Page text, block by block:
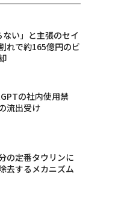
ない」と主張のセイ
れで約165億円のビ
の社内使用禁
流出受け
の定番タウリンに
去するメカニズム